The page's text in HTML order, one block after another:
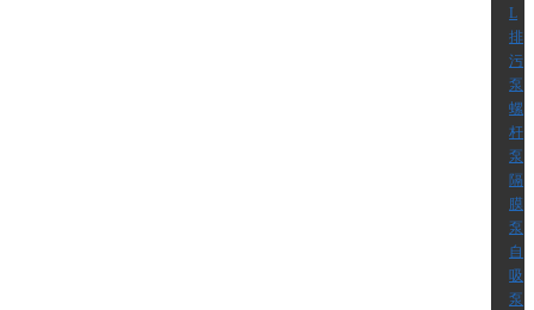
L
排
污
泵
螺
杆
泵
隔
膜
泵
自
吸
泵